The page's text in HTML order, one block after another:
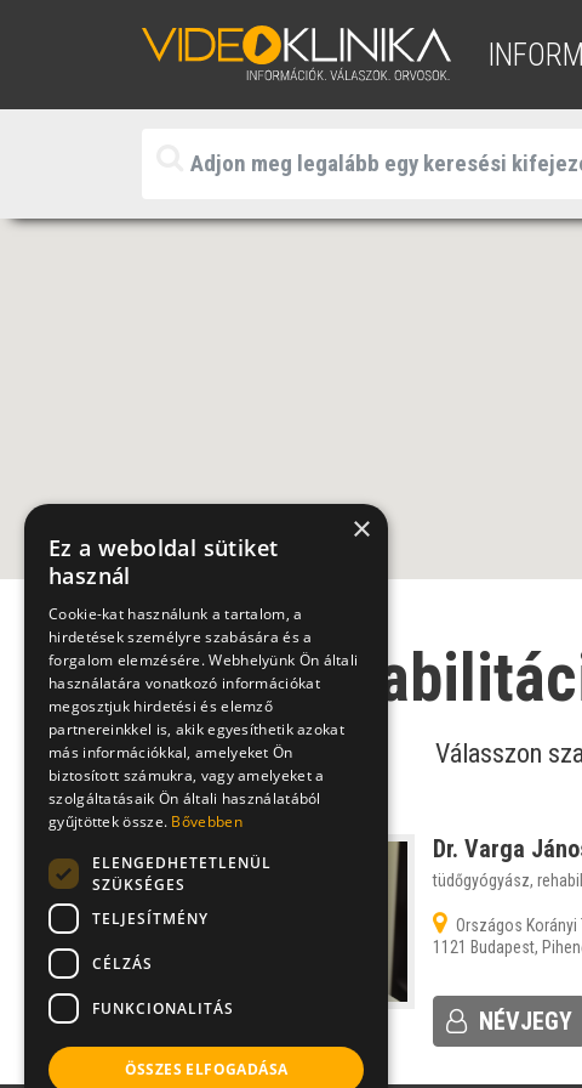
Válasszon
Dr. Varga
tüdőgyógyász,
Országos
1121 Budapest,
NÉVJEGY
×
Ez a weboldal sütiket
használ
Cookie-kat használunk a tartalom, a
hirdetések személyre szabására és a
forgalom elemzésére. Webhelyünk Ön általi
használatára vonatkozó információkat
megosztjuk hirdetési és elemző
partnereinkkel is, akik egyesíthetik azokat
más információkkal, amelyeket Ön
biztosított számukra, vagy amelyeket a
szolgáltatásaik Ön általi használatából
gyűjtöttek össze. Bővebben
ELENGEDHETETLENÜL
SZÜKSÉGES
TELJESÍTMÉNY
CÉLZÁS
FUNKCIONALITÁS
ÖSSZES ELFOGADÁSA